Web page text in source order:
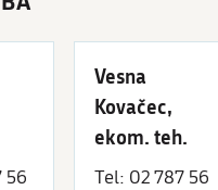
56
Vesna
Kovačec,
ekom. teh.
Tel: 02 787 56